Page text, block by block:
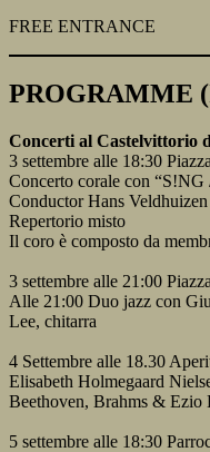
FREE ENTRANCE
PROGRAMME
Concerti al Castelvittorio
3 settembre alle 18:30
Concerto corale con “S!NG
Conductor Hans Veldhuizen
Repertorio misto
Il coro è composto da
3 settembre alle 21:00
Alle 21:00 Duo jazz con
Lee, chitarra
4 Settembre alle 18.30
Elisabeth Holmegaard
Beethoven, Brahms & Ezio
5 settembre alle 18:30